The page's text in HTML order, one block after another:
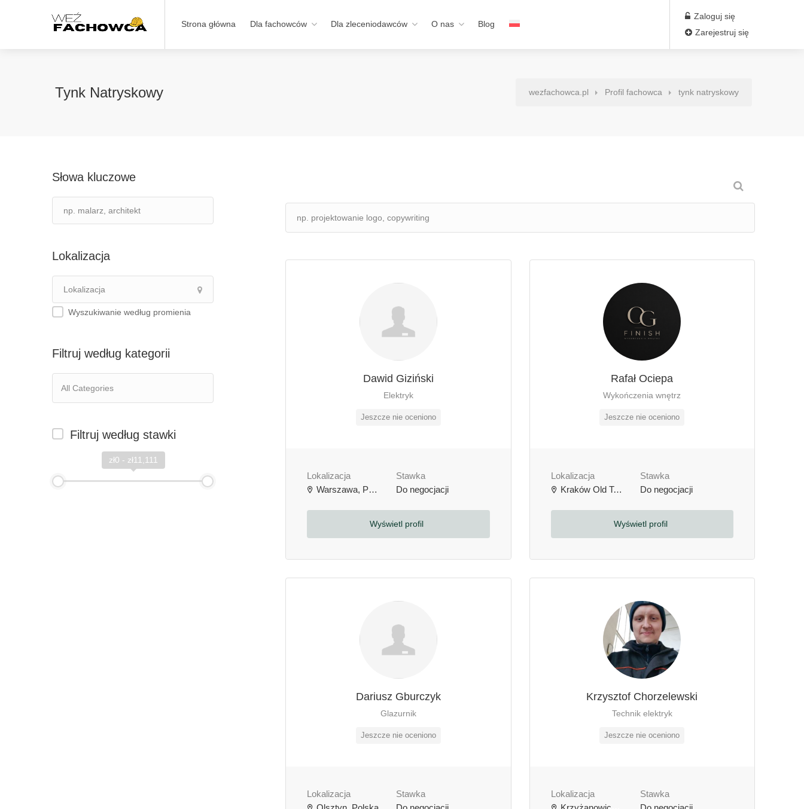
Strona główna Dla fachowców Dla zleceniodawców O nas Blog
Zaloguj się
Zarejestruj się
Tynk Natryskowy wezfachowca.pl Profil fachowca tynk natryskowy
Słowa kluczowe
Lokalizacja
Wyszukiwanie według promienia
Filtruj według kategorii
Filtruj według stawki
zł0 - zł11,111
Dawid Giziński
Elektryk
Jeszcze nie oceniono
Lokalizacja
Warszawa, Polska
Stawka
Do negocjacji
Wyświetl profil
Rafał Ociepa
Wykończenia wnętrz
Jeszcze nie oceniono
Lokalizacja
Kraków Old Town, Kraków, Polska
Stawka
Do negocjacji
Wyświetl profil
Dariusz Gburczyk
Glazurnik
Jeszcze nie oceniono
Lokalizacja
Stawka
Krzysztof Chorzelewski
Technik elektryk
Jeszcze nie oceniono
Lokalizacja
Stawka